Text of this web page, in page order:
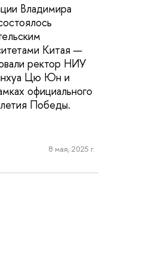
Владимира
Китая —
ректор НИУ
Цю Юн и
официального
Победы.
8 мая, 2025 г.